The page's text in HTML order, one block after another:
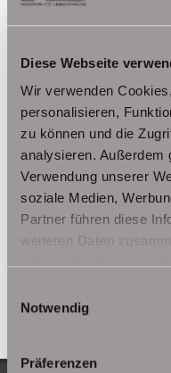
Diese Webseite
Wir verwenden
personalisieren,
zu können und die
analysieren. Außerdem
Verwendung unserer
soziale Medien,
Partner führen diese
weiteren Daten
Notwendig
Präferenzen
Ohrdruf
Saalfeld/Saale /
Tonna / Gräfentonna
Unstrut- Hainich /
Immo Am Ettersberg
kaufen Am Ettersberg
Ettersberg
Hauskauf Am
Ettersberg